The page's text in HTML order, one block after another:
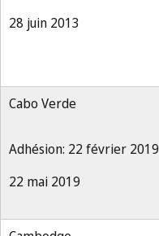
28 juin 2013
Cabo Verde
Adhésion: 22 février 2019
22 mai 2019